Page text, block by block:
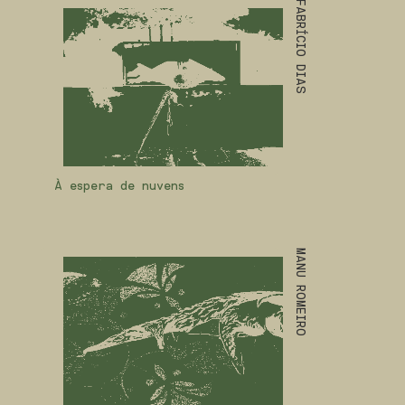
FABRÍCIO DIAS
À espera de nuvens
MANU ROMEIRO